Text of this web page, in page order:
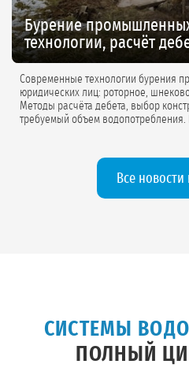
Бурение
технологии, расчёт
Современные технологии бурения
юридических лиц: роторное, шнековое, колонковое бурение.
Методы расчёта дебета, выбор
требуемый объем водопотребления.
Все новости
СИСТЕМЫ
ПОЛНЫЙ